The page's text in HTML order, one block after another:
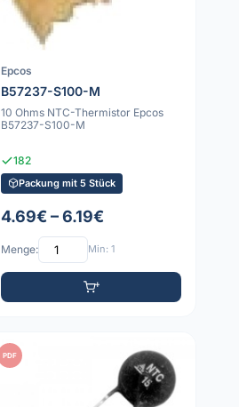
Epcos
B57237-S100-M
10 Ohms NTC-Thermistor Epcos
B57237-S100-M
182
Packung mit 5 Stück
4.69€ – 6.19€
Menge: Min: 1
PDF